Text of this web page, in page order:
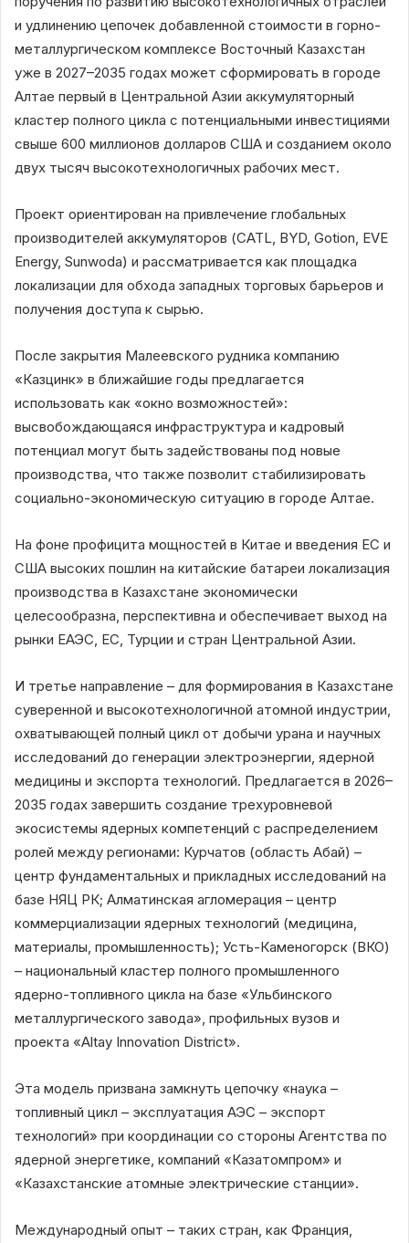
и удлинению цепочек добавленной стоимости в горно-
металлургическом комплексе Восточный Казахстан
уже в 2027–2035 годах может сформировать в городе
Алтае первый в Центральной Азии аккумуляторный
кластер полного цикла с потенциальными инвестициями
свыше 600 миллионов долларов США и созданием около
двух тысяч высокотехнологичных рабочих мест.
Проект ориентирован на привлечение глобальных
производителей аккумуляторов (CATL, BYD, Gotion, EVE
Energy, Sunwoda) и рассматривается как площадка
локализации для обхода западных торговых барьеров и
получения доступа к сырью.
После закрытия Малеевского рудника компанию
«Казцинк» в ближайшие годы предлагается
использовать как «окно возможностей»:
высвобождающаяся инфраструктура и кадровый
потенциал могут быть задействованы под новые
производства, что также позволит стабилизировать
социально-экономическую ситуацию в городе Алтае.
На фоне профицита мощностей в Китае и введения ЕС и
США высоких пошлин на китайские батареи локализация
производства в Казахстане экономически
целесообразна, перспективна и обеспечивает выход на
рынки ЕАЭС, ЕС, Турции и стран Центральной Азии.
И третье направление – для формирования в Казахстане
суверенной и высокотехнологичной атомной индустрии,
охватывающей полный цикл от добычи урана и научных
исследований до генерации электроэнергии, ядерной
медицины и экспорта технологий. Предлагается в 2026–
2035 годах завершить создание трехуровневой
экосистемы ядерных компетенций с распределением
ролей между регионами: Курчатов (область Абай) –
центр фундаментальных и прикладных исследований на
базе НЯЦ РК; Алматинская агломерация – центр
коммерциализации ядерных технологий (медицина,
материалы, промышленность); Усть-Каменогорск (ВКО)
– национальный кластер полного промышленного
ядерно-топливного цикла на базе «Ульбинского
металлургического завода», профильных вузов и
проекта «Altay Innovation District».
Эта модель призвана замкнуть цепочку «наука –
топливный цикл – эксплуатация АЭС – экспорт
технологий» при координации со стороны Агентства по
ядерной энергетике, компаний «Казатомпром» и
«Казахстанские атомные электрические станции».
Международный опыт – таких стран, как Франция,